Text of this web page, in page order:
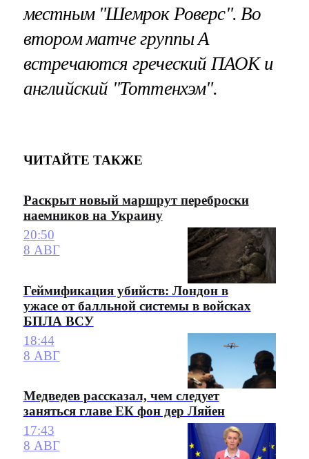
местным "Шемрок Роверс". Во
втором матче группы А
встречаются греческий ПАОК и
английский "Тоттенхэм".
ЧИТАЙТЕ ТАКЖЕ
Раскрыт новый маршрут переброски
наемников на Украину
20:50
8 АВГ
Геймификация убийств: Лондон в
ужасе от балльной системы в войсках
БПЛА ВСУ
18:44
8 АВГ
Медведев рассказал, чем следует
заняться главе ЕК фон дер Ляйен
17:43
8 АВГ